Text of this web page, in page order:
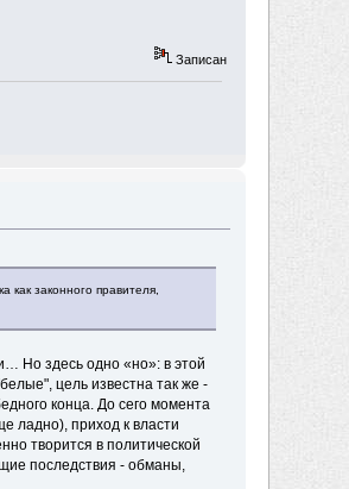
Записан
законного правителя,
Но здесь одно «но»: в этой
цель известна так же -
конца. До сего момента
ладно), приход к власти
творится в политической
последствия - обманы,